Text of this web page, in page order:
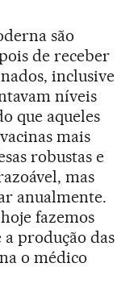
são
de receber
inclusive
níveis
que aqueles
mais
robustas e
mas
anualmente.
fazemos
a produção das
o médico